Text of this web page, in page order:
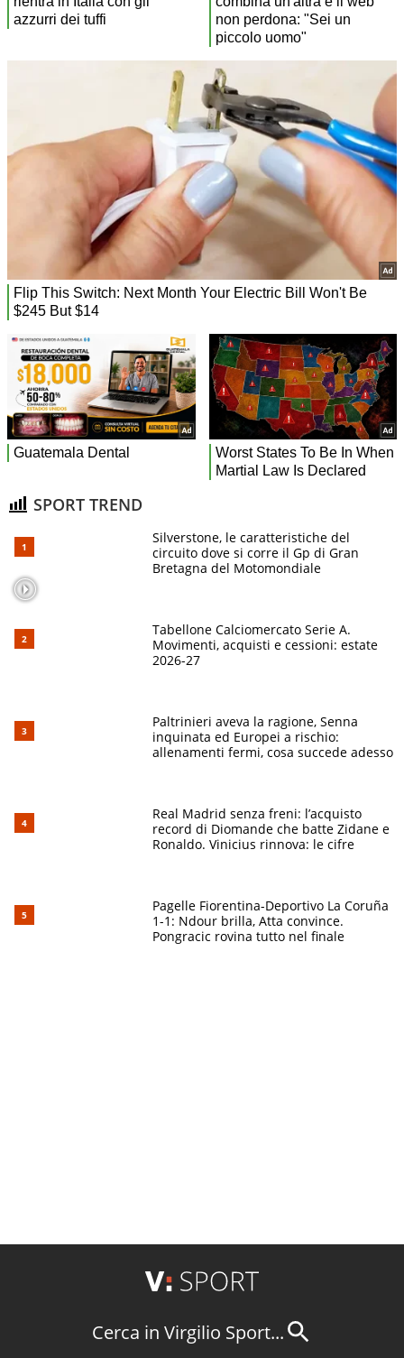
SPORT TREND
Silverstone, le caratteristiche del
circuito dove si corre il Gp di Gran
Bretagna del Motomondiale
Tabellone Calciomercato Serie A.
Movimenti, acquisti e cessioni: estate
2026-27
Paltrinieri aveva la ragione, Senna
inquinata ed Europei a rischio:
allenamenti fermi, cosa succede adesso
Real Madrid senza freni: l’acquisto
record di Diomande che batte Zidane e
Ronaldo. Vinicius rinnova: le cifre
Pagelle Fiorentina-Deportivo La Coruña
1-1: Ndour brilla, Atta convince.
Pongracic rovina tutto nel finale
Cerca in Virgilio Sport...